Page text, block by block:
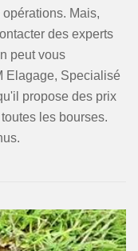
Mais,
des experts
peut vous
Elagage, Specialisé
propose des prix
les bourses.